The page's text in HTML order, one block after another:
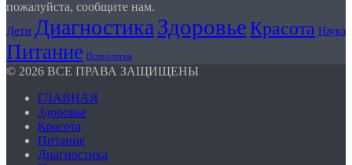
пожалуйста, сообщите нам.
Дети ДиагностикаЗдоровьеКрасота Наука
Питание Психология
© 2026 ВСЕ ПРАВА ЗАЩИЩЕНЫ
ГЛАВНАЯ
Здоровье
Красота
Питание
Диагностика